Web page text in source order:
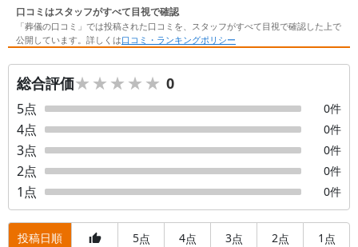
口コミはスタッフがすべて目視で確認
「葬儀の口コミ」では投稿された口コミを、スタッフがすべて目視で確認した上で
公開しています。詳しくは口コミ・ランキングポリシー
総合評価★★★★★
★★★★★ 0
5点 0件
4点 0件
3点 0件
2点 0件
1 点 0件
投稿日順 5点 4点 3点 2点 1 点